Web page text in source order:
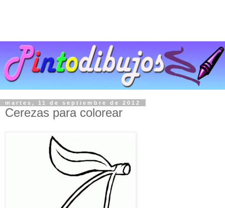
martes, 11 de septiembre de 2012
Cerezas para colorear